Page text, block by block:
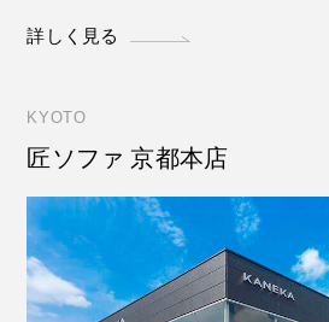
詳しく見る
KYOTO
匠ソファ 京都本店